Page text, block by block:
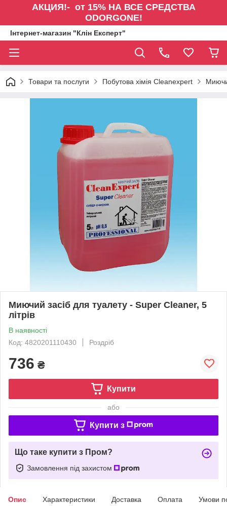
АКЦИЯ!- от 15% НА ВСЕ СРЕДСТВА
ODORGONE!
Інтернет-магазин "Клін Експерт"
Товари та послуги Побутова хімія Cleanexpert
Миючий засіб для туалету - Super Cleaner, 5
літрів
В наявності
Код: 4820201110430
Роздріб
736 ₴
Купити
або
Купити з
Що таке купити з Пром?
Замовлення під захистом
Опис Характеристики Доставка Оплата Умови